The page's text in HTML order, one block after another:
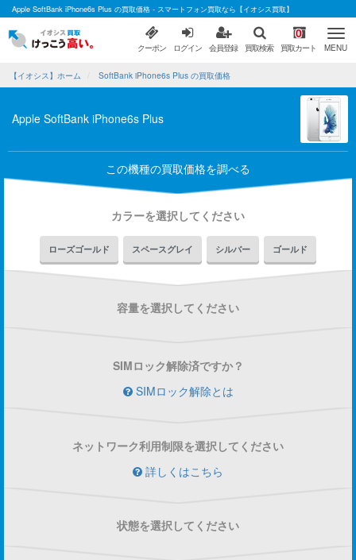
Apple SoftBank iPhone6s Plus の買取価格 - スマートフォン買取なら【イオシス買取】
クーポン ログイン 会員登録 買取検索
0
買取カート MENU
【イオシス】ホーム SoftBank iPhone6s Plus の買取価格
Apple SoftBank iPhone6s Plus
この機種の買取価格を調べる
カラーを選択してください
ローズゴールド スペースグレイ シルバー ゴールド
容量を選択してください
SIMロック解除済ですか？
SIMロック解除とは
ネットワーク利用制限を選択してください
詳しくはこちら
状態を選択してください